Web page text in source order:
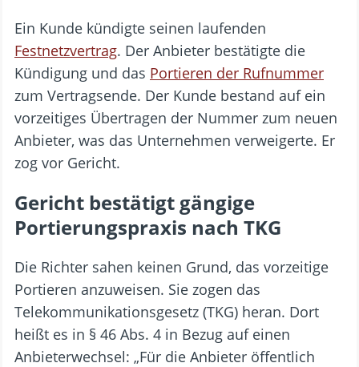
Ein Kunde kündigte seinen laufenden
Festnetzvertrag. Der Anbieter bestätigte die
Kündigung und das Portieren der Rufnummer
zum Vertragsende. Der Kunde bestand auf ein
vorzeitiges Übertragen der Nummer zum neuen
Anbieter, was das Unternehmen verweigerte. Er
zog vor Gericht.
Gericht bestätigt gängige
Portierungspraxis nach TKG
Die Richter sahen keinen Grund, das vorzeitige
Portieren anzuweisen. Sie zogen das
Telekommunikationsgesetz (TKG) heran. Dort
heißt es in § 46 Abs. 4 in Bezug auf einen
Anbieterwechsel: „Für die Anbieter öffentlich